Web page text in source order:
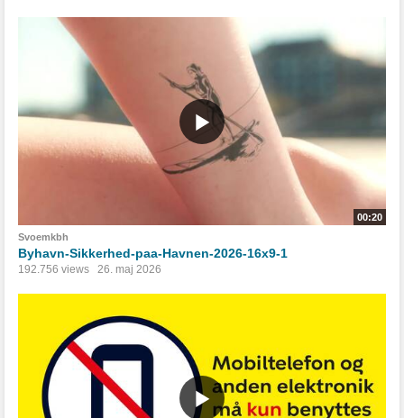
00:20
Svoemkbh
Byhavn-Sikkerhed-paa-Havnen-2026-16x9-1
192.756 views 26. maj 2026